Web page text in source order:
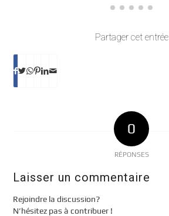
Partager cet entrée
0
RÉPONSES
Laisser un commentaire
Rejoindre la discussion?
N’hésitez pas à contribuer !